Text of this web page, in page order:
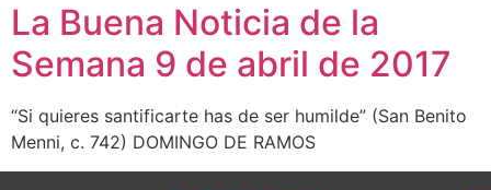
La Buena Noticia de la
Semana 9 de abril de 2017
“Si quieres santificarte has de ser humilde” (San Benito
Menni, c. 742) DOMINGO DE RAMOS